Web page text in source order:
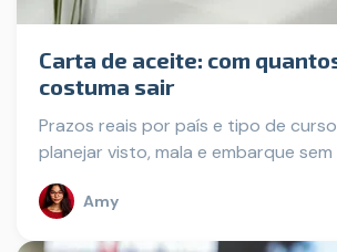
Carta de aceite: com
costuma sair
Prazos reais por país e tipo de
planejar visto, mala e embarque
Amy